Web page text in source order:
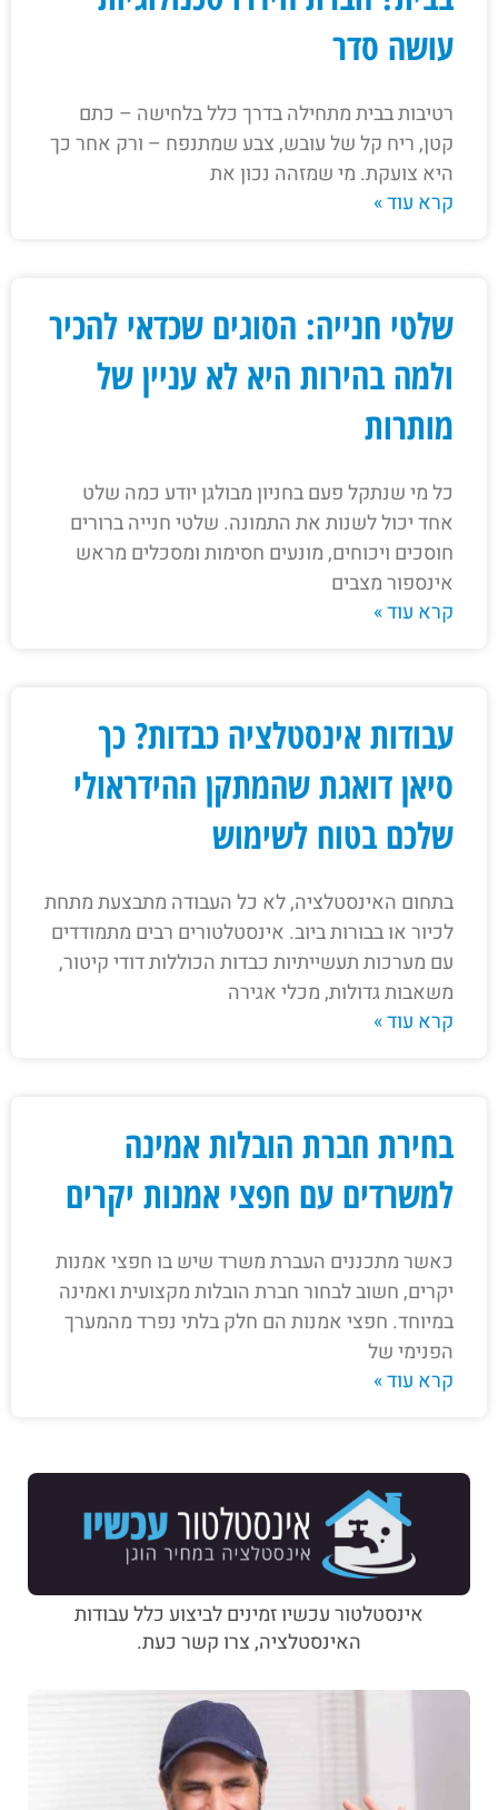
עושה סדר
רטיבות בבית מתחילה בדרך כלל בלחישה – כתם
קטן, ריח קל של עובש, צבע שמתנפח – ורק אחר כך
היא צועקת. מי שמזהה נכון את
קרא עוד »
שלטי חנייה: הסוגים שכדאי להכיר
ולמה בהירות היא לא עניין של
מותרות
כל מי שנתקל פעם בחניון מבולגן יודע כמה שלט
אחד יכול לשנות את התמונה. שלטי חנייה ברורים
חוסכים ויכוחים, מונעים חסימות ומסכלים מראש
אינספור מצבים
קרא עוד »
עבודות אינסטלציה כבדות? כך
סיאן דואגת שהמתקן ההידראולי
שלכם בטוח לשימוש
בתחום האינסטלציה, לא כל העבודה מתבצעת מתחת
לכיור או בבורות ביוב. אינסטלטורים רבים מתמודדים
עם מערכות תעשייתיות כבדות הכוללות דודי קיטור,
משאבות גדולות, מכלי אגירה
קרא עוד »
בחירת חברת הובלות אמינה
למשרדים עם חפצי אמנות יקרים
כאשר מתכננים העברת משרד שיש בו חפצי אמנות
יקרים, חשוב לבחור חברת הובלות מקצועית ואמינה
במיוחד. חפצי אמנות הם חלק בלתי נפרד מהמערך
הפנימי של
קרא עוד »
אינסטלטור עכשיו זמינים לביצוע כלל עבודות
האינסטלציה, צרו קשר כעת.